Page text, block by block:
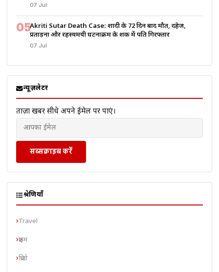
07 Jul
05Akriti Sutar Death Case: शादी के 72 दिन बाद मौत, दहेज,
प्रताड़ना और रहस्यमयी घटनाक्रम के शक में पति गिरफ्तार
07 Jul
न्यूज़लेटर
ताज़ा खबरें सीधे अपने ईमेल पर पाएं।
सब्सक्राइब करें
श्रेणियाँ
Travel
क्राइम
क्रिप्टो